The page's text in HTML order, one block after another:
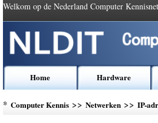
Welkom op de Nederland Computer
Home Hardware
* Computer Kennis >> Netwerken >> IP-